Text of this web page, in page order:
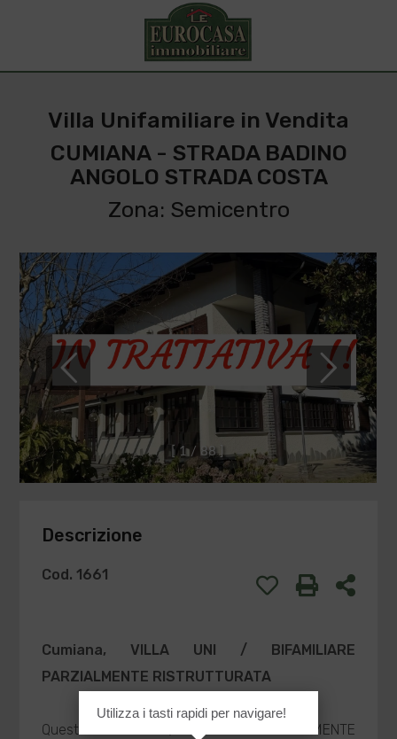
Villa Unifamiliare in Vendita
CUMIANA - STRADA BADINO
ANGOLO STRADA COSTA
Zona: Semicentro
[ 1 / 88 ]
Descrizione
Cod. 1661
Cumiana, VILLA UNI / BIFAMILIARE
PARZIALMENTE RISTRUTTURATA
Questa villa uni/bifamiliare PARZIALMENTE
Utilizza i tasti rapidi per navigare!